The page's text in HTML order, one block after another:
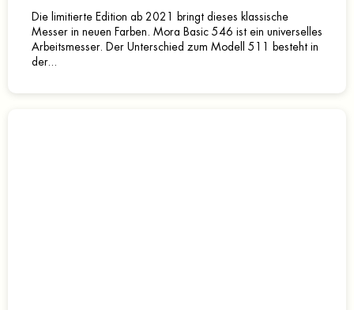
Die limitierte Edition ab 2021 bringt dieses klassische
Messer in neuen Farben. Mora Basic 546 ist ein universelles
Arbeitsmesser. Der Unterschied zum Modell 511 besteht in
der...